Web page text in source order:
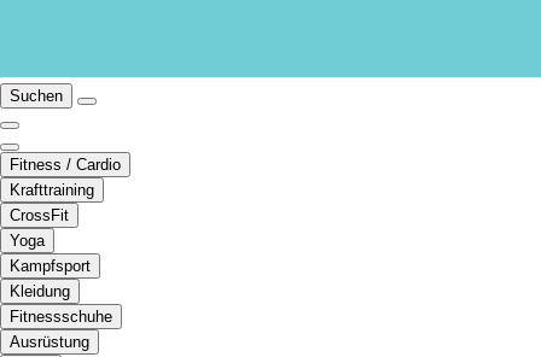
Suchen
Fitness / Cardio
Krafttraining
CrossFit
Yoga
Kampfsport
Kleidung
Fitnessschuhe
Ausrüstung